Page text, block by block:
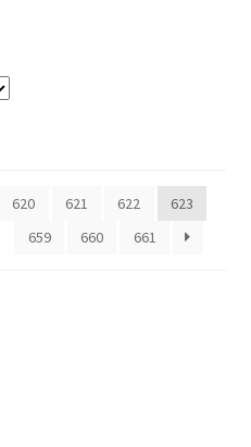
620 621 622
623
659 660 661